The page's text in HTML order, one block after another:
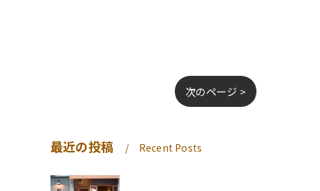
次のページ >
最近の投稿 Recent Posts